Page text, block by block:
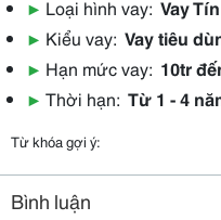
▶ Loại hình vay: Vay
▶ Kiểu vay: Vay tiêu
▶ Hạn mức vay: 10tr
▶ Thời hạn: Từ 1 - 4
Từ khóa gợi ý:
Bình luận